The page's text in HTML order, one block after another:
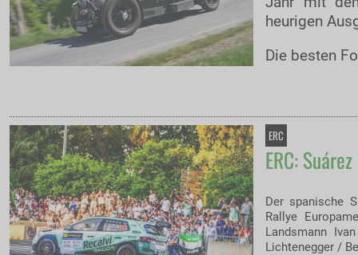
heurigen
Die besten
ERC
ERC:
Der spanische
Rallye
Landsmann
Lichtenegger /